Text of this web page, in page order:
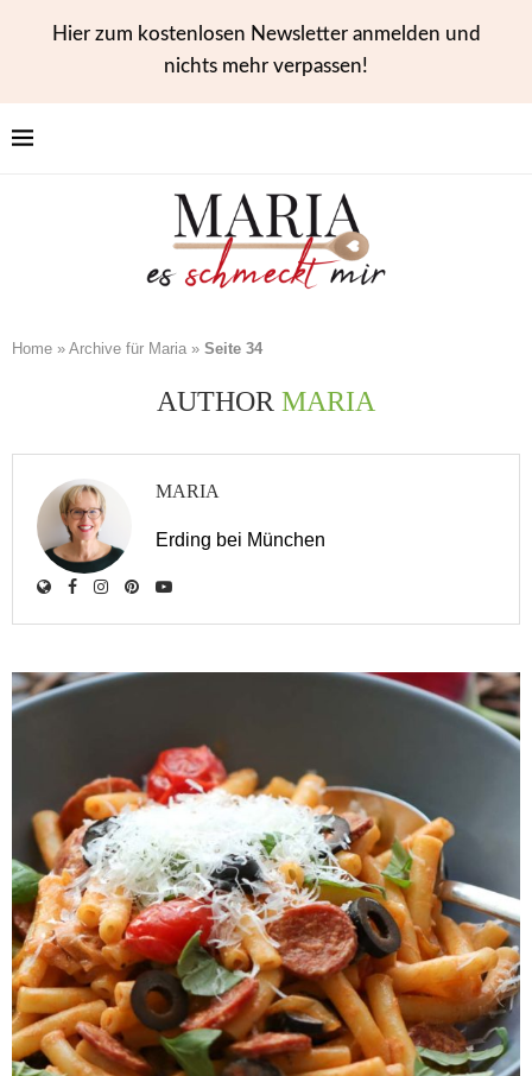
Hier zum kostenlosen Newsletter anmelden und
nichts mehr verpassen!
Home » Archive für Maria » Seite 34
AUTHOR MARIA
MARIA
Erding bei München